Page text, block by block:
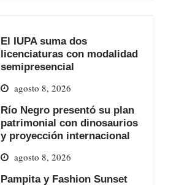
El IUPA suma dos
licenciaturas con modalidad
semipresencial
agosto 8, 2026
Río Negro presentó su plan
patrimonial con dinosaurios
y proyección internacional
agosto 8, 2026
Pampita y Fashion Sunset